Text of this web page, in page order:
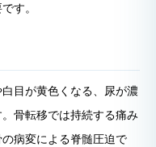
す。
目が黄色くなる、尿が濃
骨転移では持続する痛み
病変による脊髄圧迫で